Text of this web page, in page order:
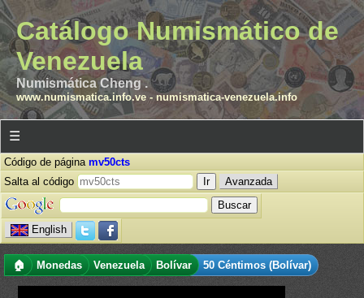
Catálogo Numismático de
Venezuela
Numismática Cheng .
www.numismatica.info.ve- numismatica-venezuela.info
☰
Código de página mv50cts
Salta al código
Avanzada
English
🏠 Monedas Venezuela Bolívar 50 Céntimos (Bolívar)